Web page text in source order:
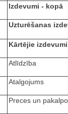
Izdevumi - kopā
Uzturēšanas
Kārtējie izdevumi
Atlīdzība
Atalgojums
Preces un